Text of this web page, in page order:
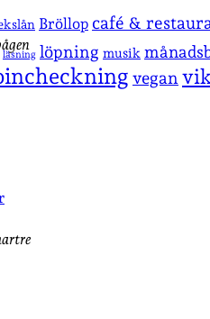
Bröllop café &
läsning löpning musik
vegan